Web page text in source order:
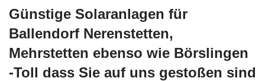
Günstige Solaranlagen für
Ballendorf Nerenstetten,
Mehrstetten ebenso wie Börslingen
-Toll dass Sie auf uns gestoßen sind